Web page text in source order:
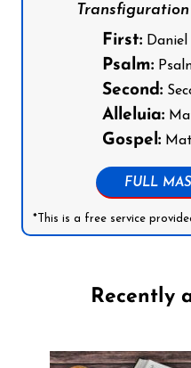
First:Daniel
Psalm:
Second:
Alleluia:
Gospel:
FULL
*This is a free service
Recently